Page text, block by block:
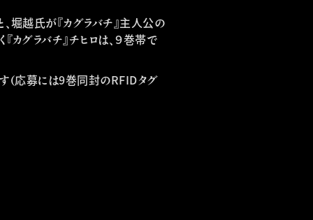
堀越氏が『カグラバチ』主人公の
カグラバチ』チヒロは、９巻帯で
（応募には9巻同封のRFIDタグ